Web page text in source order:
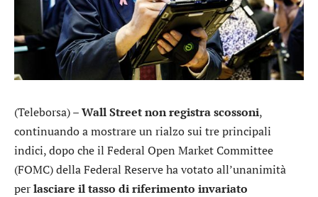
(Teleborsa) –Wall Street non registra scossoni,
continuando a mostrare un rialzo sui tre principali
indici, dopo che il Federal Open Market Committee
(FOMC) della Federal Reserve ha votato all’unanimità
perlasciare il tasso di riferimento invariato